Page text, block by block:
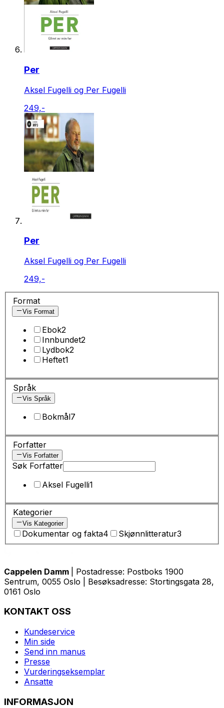
Per
Aksel Fugelli og Per Fugelli
249,-
Per
Aksel Fugelli og Per Fugelli
249,-
Format
Vis Format
Ebok2
Innbundet2
Lydbok2
Heftet1
Språk
Vis Språk
Bokmål7
Forfatter
Vis Forfatter
Søk Forfatter
Aksel Fugelli1
Kategorier
Vis Kategorier
Dokumentar og fakta4 Skjønnlitteratur3
Cappelen Damm
| Postadresse: Postboks 1900
Sentrum, 0055 Oslo | Besøksadresse: Stortingsgata 28,
0161 Oslo
KONTAKT OSS
Kundeservice
Min side
Send inn manus
Presse
Vurderingseksemplar
Ansatte
INFORMASJON